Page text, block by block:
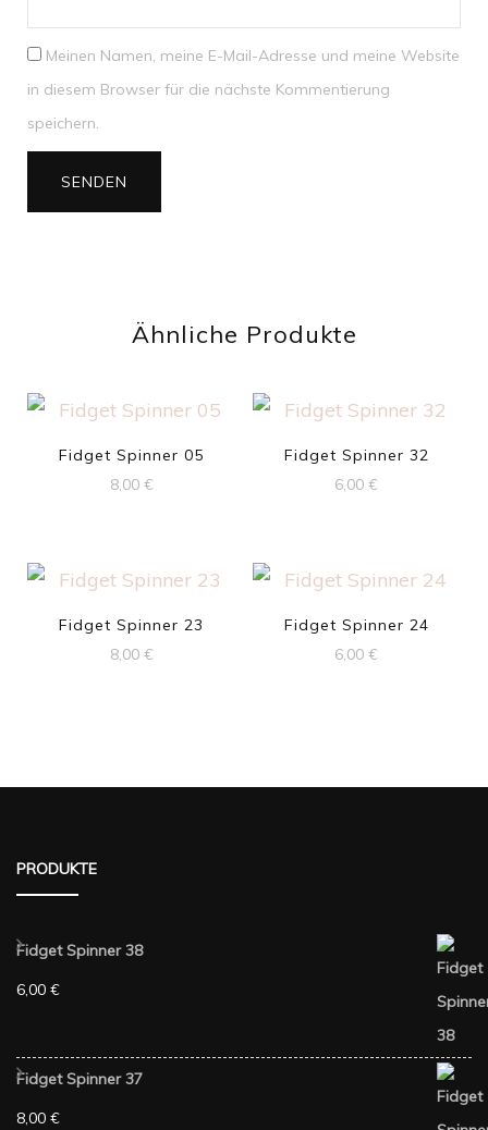
Meinen Namen, meine E-Mail-Adresse und meine Website
in diesem Browser für die nächste Kommentierung
speichern.
Ähnliche Produkte
Fidget Spinner 05
8,00 €
Fidget Spinner 32
6,00€
Fidget Spinner 23
8,00 €
Fidget Spinner 24
6,00€
PRODUKTE
Fidget Spinner 38
6,00 €
Fidget Spinner 37
8,00 €